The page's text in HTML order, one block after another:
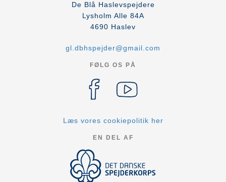
De Blå Haslevspejdere
Lysholm Alle 84A
4690 Haslev
gl.dbhspejder@gmail.com
FØLG OS PÅ
Læs vores cookiepolitik her
EN DEL AF